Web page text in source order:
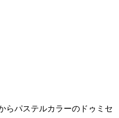
らパステルカラーのドゥミセ